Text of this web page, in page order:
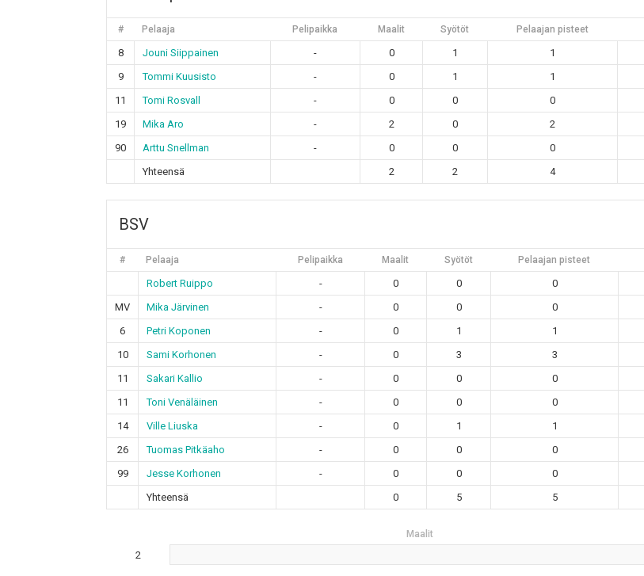
# Pelaaja Pelipaikka Maalit Syötöt Pelaajan pisteet
8 Jouni Siippainen - 0 1 1
9
Tommi Kuusisto - 0 1 1
11
Tomi Rosvall - 0 0 0
19
Mika Aro - 2 0 2
90
Arttu Snellman - 0 0 0
Yhteensä
2 2 4
BSV
# Pelaaja Pelipaikka Maalit Syötöt Pelaajan pisteet
Robert Ruippo - 0 0 0
MV
Mika Järvinen - 0 0 0
6
Petri Koponen - 0 1 1
10
Sami Korhonen - 0 3 3
11
Sakari Kallio - 0 0 0
11
Toni Venäläinen - 0 0 0
14
Ville Liuska - 0 1 1
26
Tuomas Pitkäaho - 0 0 0
99
Jesse Korhonen - 0 0 0
Yhteensä
0 5 5
Maalit
2